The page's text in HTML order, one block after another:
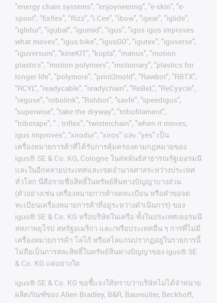
"energy chain systems", "enjoyneering", "e-skin", "e-
spool", "fixflex", "flizz", "i.Cee", "ibow", "igear", "iglide",
"iglidur", "igubal", "igumid", "igus", "igus igus improves
what moves", "igus:bike", "igusGO", "igutex", "iguverse",
"iguversum", "kineKIT", "kopla", "manus", "motion
plastics", "motion polymers", "motionary", "plastics for
longer life", "polymore", "print2mold", "Rawbot", "RBTX",
"RCYL", "readycable", "readychain", "ReBeL", "ReCyycle",
"reguse", "robolink", "Rohbot", "savfe", "speedigus",
"superwise", "take the dryway", "tribofilament",
"tribotape", " ; triflex", "twisterchain", "when it moves,
igus improves", "xirodur", "xiros" และ "yes" เป็น
เครื่องหมายการค้าที่ได้รับการคุ้มครองตามกฎหมายของ
igus® SE & Co. KG, Cologne ในสหพันธ์สาธารณรัฐเยอรมนี
และในอีกหลายประเทศและเขตอํานาจศาลระหว่างประเทศ
ทั่วโลก นี่คือรายชื่อสิทธิ์ในทรัพย์สินทางปัญญาบางส่วน
(ตัวอย่างเช่น เครื่องหมายการค้าจดทะเบียน หรือคำขอจด
ทะเบียนเครื่องหมายการค้าที่อยู่ระหว่างดำเนินการ) ของ
igus® SE & Co. KG หรือบริษัทในเครือ ทั้งในประเทศเยอรมนี
สหภาพยุโรป สหรัฐอเมริกา และ/หรือประเทศอื่น ๆ การที่ไม่มี
เครื่องหมายการค้า โลโก้ หรือสโลแกนปรากฏอยู่ในรายการนี้
ไม่ถือเป็นการสละสิทธิ์ในทรัพย์สินทางปัญญาของ igus® SE
& Co. KG แต่อย่างใด
igus® SE & Co. KG ขอชี้แจงให้ทราบว่าบริษัทไม่ได้จําหน่าย
ผลิตภัณฑ์ของ Allen Bradley, B&R, Baumüller, Beckhoff,